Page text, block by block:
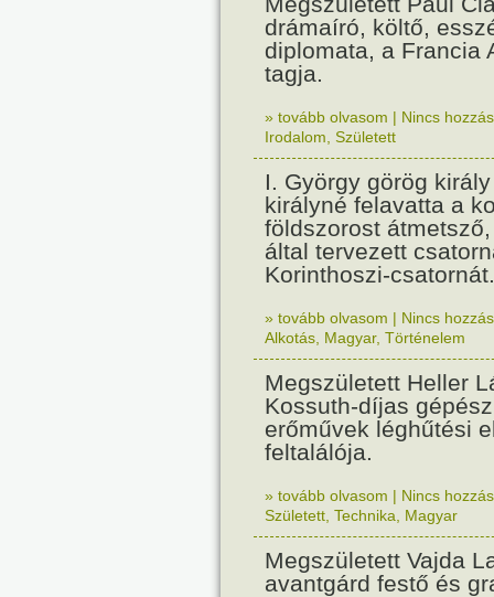
drámaíró, költő,
diplomata, a Francia
tagja.
» tovább olvasom | Nincs
Irodalom Született
I. György görög
királyné felavatta a
földszorost
által tervezett
Korinthoszi-csatornát.
» tovább olvasom | Nincs
Alkotás Magyar, Történelem
Megszületett Heller
Kossuth-díjas
erőművek léghűtési
feltalálója.
» tovább olvasom | Nincs
Született Technika Magyar
Megszületett Vajda
avantgárd festő és